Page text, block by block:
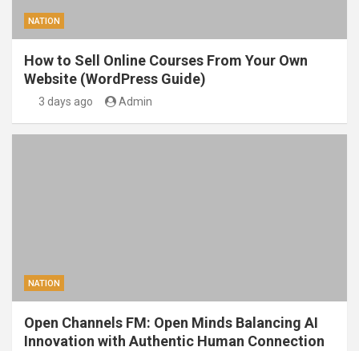
NATION
How to Sell Online Courses From Your Own
Website (WordPress Guide)
3 days ago Admin
NATION
Open Channels FM: Open Minds Balancing AI
Innovation with Authentic Human Connection